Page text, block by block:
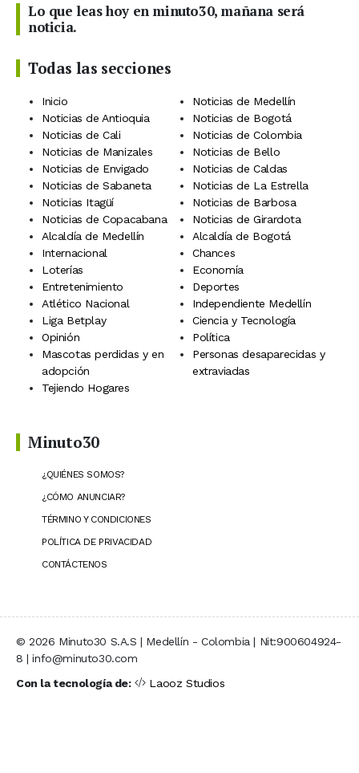
Lo que leas hoy en minuto30, mañana será
noticia.
Todas las secciones
Inicio
Noticias de Medellín
Noticias de Antioquia
Noticias de Bogotá
Noticias de Cali
Noticias de Colombia
Noticias de Manizales
Noticias de Bello
Noticias de Envigado
Noticias de Caldas
Noticias de Sabaneta
Noticias de La Estrella
Noticias Itagüí
Noticias de Barbosa
Noticias de Copacabana
Noticias de Girardota
Alcaldía de Medellín
Alcaldía de Bogotá
Internacional
Chances
Loterías
Economía
Entretenimiento
Deportes
Atlético Nacional
Independiente Medellín
Liga Betplay
Ciencia y Tecnología
Opinión
Política
Mascotas perdidas y en
adopción
Personas desaparecidas y
extraviadas
Tejiendo Hogares
Minuto30
¿QUIÉNES SOMOS?
¿CÓMO ANUNCIAR?
TÉRMINO Y CONDICIONES
POLÍTICA DE PRIVACIDAD
CONTÁCTENOS
© 2026 Minuto30 S.A.S | Medellín - Colombia | Nit:900604924-
8 | info@minuto30.com
Con la tecnología de:
Laooz Studios